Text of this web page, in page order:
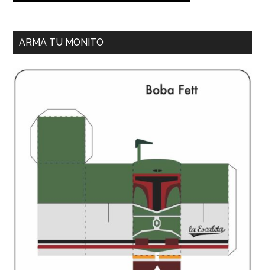
ARMA TU MONITO